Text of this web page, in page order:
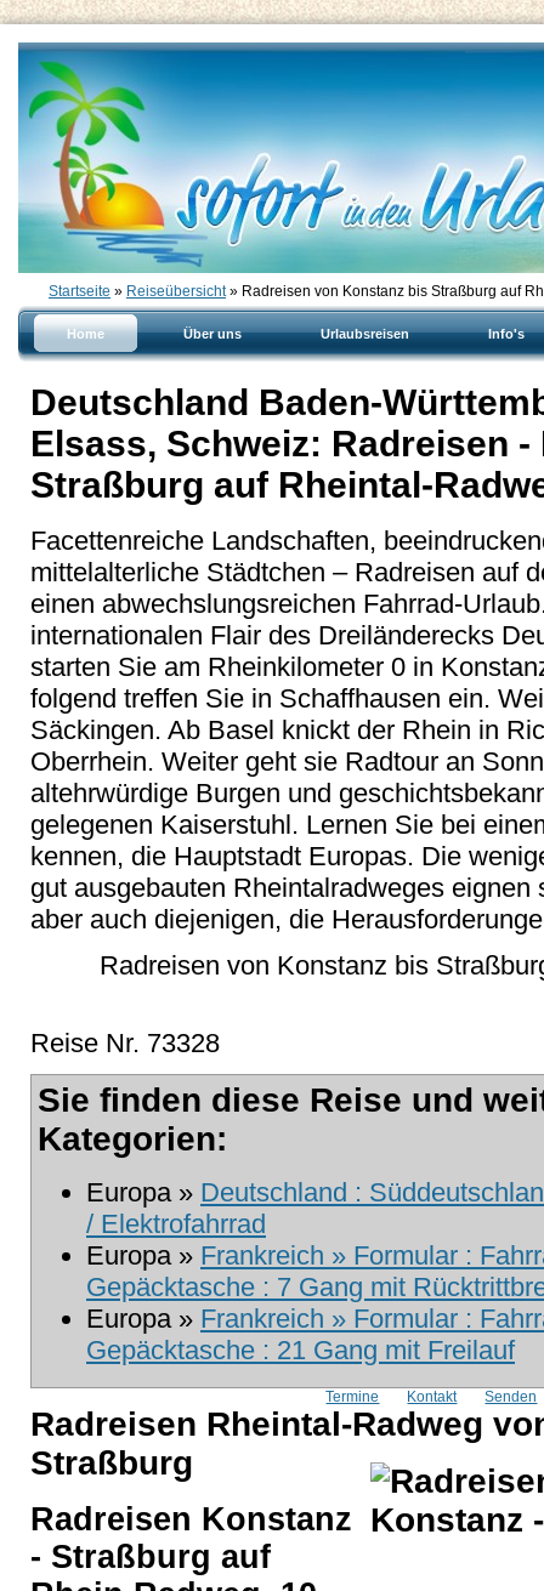
Startseite » Reiseübersicht» Radreisen von Konstanz bis Straßburg auf
Home Über uns Urlaubsreisen Info's
Deutschland Baden-
Elsass, Schweiz: Radreisen
Straßburg auf Rheintal-
Facettenreiche Landschaften,
mittelalterliche Städtchen – Radreisen auf
einen abwechslungsreichen Fahrrad-
internationalen Flair des Dreiländerecks
starten Sie am Rheinkilometer 0 in
folgend treffen Sie in Schaffhausen ein.
Säckingen. Ab Basel knickt der Rhein in
Oberrhein. Weiter geht sie Radtour an
altehrwürdige Burgen und
gelegenen Kaiserstuhl. Lernen Sie bei
kennen, die Hauptstadt Europas. Die
gut ausgebauten Rheintalradweges
aber auch diejenigen, die
Radreisen von Konstanz bis
Reise Nr. 73328
Sie finden diese Reise und
Kategorien:
Europa » Deutschland :
/ Elektrofahrrad
Europa » Frankreich » Formular :
Gepäcktasche : 7 Gang mit
Europa » Frankreich » Formular :
Gepäcktasche : 21 Gang mit Freilauf
Termine Kontakt Senden
Radreisen Rheintal-Radweg
Straßburg
Radreisen Konstanz
- Straßburg auf